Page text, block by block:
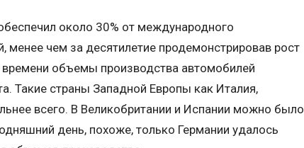
около 30% от международного
менее чем за десятилетие продемонстрировав рост
объемы производства автомобилей
Такие страны Западной Европы как Италия,
всего. В Великобритании и Испании можно было
день, похоже, только Германии удалось